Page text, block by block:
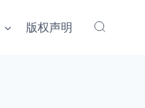
版权声明